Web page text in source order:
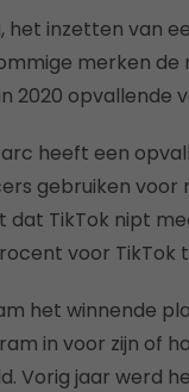
inzetten van
merken
2020 opvallende
heeft een
gebruiken
dat TikTok nipt
voor
het winnende
in voor zijn of
Vorig jaar werd